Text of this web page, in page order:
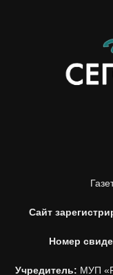
Сайт
Номер
Учредитель: МУП